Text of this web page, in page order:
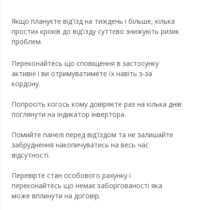
Якщо плануєте від'їзд на тиждень і більше, кілька
простих кроків до від'їзду суттєво знижують ризик
проблем.
Переконайтесь що сповіщення в застосунку
активні і ви отримуватимете їх навіть з-за
кордону.
Попросіть когось кому довіряєте раз на кілька днів
поглянути на індикатор інвертора.
Помийте панелі перед від'їздом та не залишайте
забруднення накопичуватись на весь час
відсутності.
Перевірте стан особового рахунку і
переконайтесь що немає заборгованості яка
може вплинути на договір.